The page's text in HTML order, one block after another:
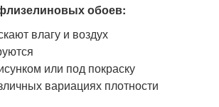
обоев:
влагу и воздух
или под покраску
вариациях плотности